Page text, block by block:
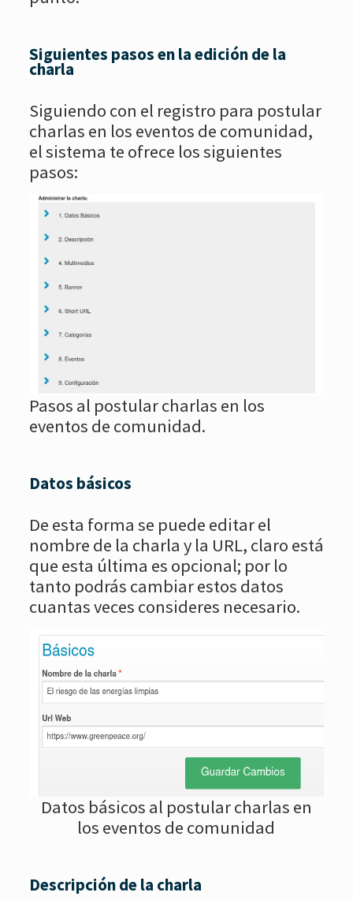
Siguientes pasos en la edición de la
charla
Siguiendo con el registro para postular
charlas en los eventos de comunidad,
el sistema te ofrece los siguientes
pasos:
Pasos al postular charlas en los
eventos de comunidad.
Datos básicos
De esta forma se puede editar el
nombre de la charla y la URL, claro está
que esta última es opcional; por lo
tanto podrás cambiar estos datos
cuantas veces consideres necesario.
Datos básicos al postular charlas en
los eventos de comunidad
Descripción de la charla